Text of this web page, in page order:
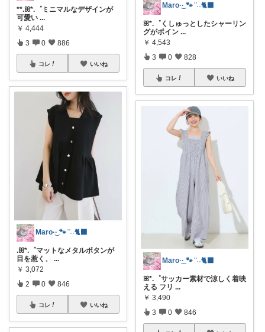
**.ꕤ*.゜ミニマルなデザインが
可愛い ...
￥ 4,444
3 0 886
コレ いいね
Maro·͜· 🐾 ͗ ͗˒˒🐈‍⬛
.ꕤ*.゜マットなメタルボタンが
目を惹く、
...
￥ 3,072
2 0 846
コレ いいね
Maro·͜· 🐾 ͗ ͗˒˒🐈‍⬛
ꕤ*.゜くしゅっとしたシャーリン
グがポイン ...
￥ 4,543
3 0 828
コレ いいね
Maro·͜· 🐾 ͗ ͗˒˒🐈‍⬛
ꕤ*.゜サッカー素材で涼しく着映
える フリ ...
￥ 3,490
3 0 846